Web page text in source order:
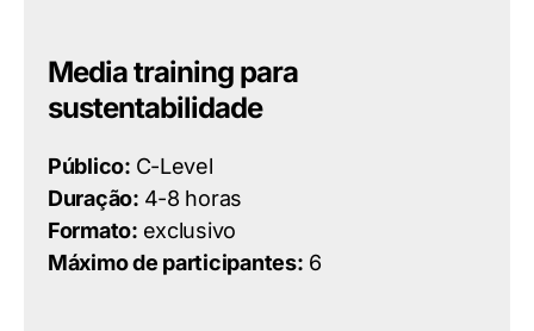
Media training para
sustentabilidade
Público: C-Level
Duração: 4-8 horas
Formato: exclusivo
Máximo de participantes: 6